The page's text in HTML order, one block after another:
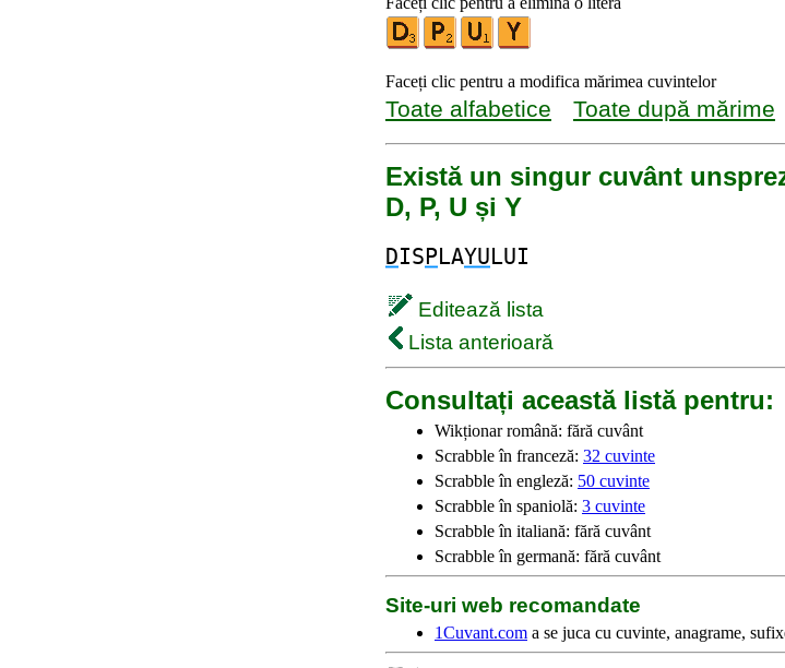
Faceți clic pentru a modifica mărimea cuvintelor
Toate alfabetice Toate după mărime
Există un singur cuvânt
D, P, U și Y
DISPLAYULUI
Editează lista
Lista anterioară
Consultați această listă pentru:
Wikționar română: fără cuvânt
Scrabble în franceză: 32 cuvinte
Scrabble în engleză: 50 cuvinte
Scrabble în spaniolă: 3 cuvinte
Scrabble în italiană: fără cuvânt
Scrabble în germană: fără cuvânt
Site-uri web recomandate
1Cuvant.com a se juca cu cuvinte, anagrame,